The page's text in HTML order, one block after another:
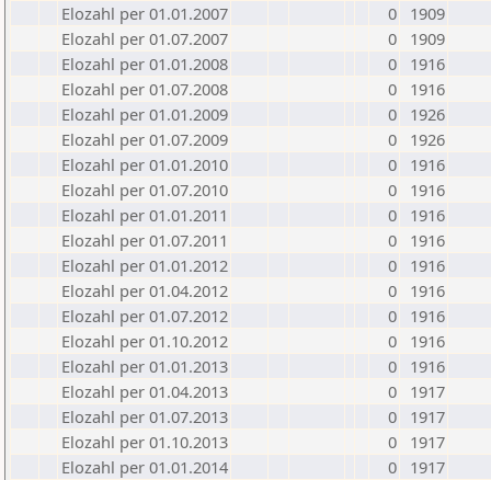
Elozahl per 01.01.2007
0
1909
Elozahl per 01.07.2007
0
1909
Elozahl per 01.01.2008
0
1916
Elozahl per 01.07.2008
0
1916
Elozahl per 01.01.2009
0
1926
Elozahl per 01.07.2009
0
1926
Elozahl per 01.01.2010
0
1916
Elozahl per 01.07.2010
0
1916
Elozahl per 01.01.2011
0
1916
Elozahl per 01.07.2011
0
1916
Elozahl per 01.01.2012
0
1916
Elozahl per 01.04.2012
0
1916
Elozahl per 01.07.2012
0
1916
Elozahl per 01.10.2012
0
1916
Elozahl per 01.01.2013
0
1916
Elozahl per 01.04.2013
0
1917
Elozahl per 01.07.2013
0
1917
Elozahl per 01.10.2013
0
1917
Elozahl per 01.01.2014
0
1917